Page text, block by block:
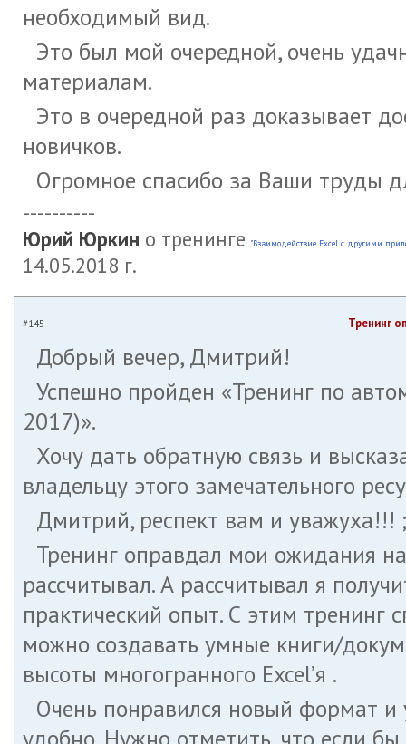
необходимый вид.
Это был мой очередной, очень
материалам.
Это в очередной раз доказывает
новичков.
Огромное спасибо за Ваши труды
----------
Юрий Юркин о тренинге "Взаимодействие Excel с другими
14.05.2018 г.
#145 Тренинг
Добрый вечер, Дмитрий!
Успешно пройден «Тренинг по
2017)».
Хочу дать обратную связь и
владельцу этого замечательного
Дмитрий, респект вам и уважуха!!!
Тренинг оправдал мои ожидания
рассчитывал. А рассчитывал я
практический опыт. С этим тренинг
можно создавать умные книги/
высоты многогранного Excel’я .
Очень понравился новый формат и
удобно. Нужно отметить, что если